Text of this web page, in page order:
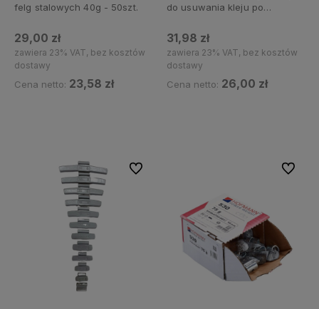
felg stalowych 40g - 50szt.
29,00 zł
zawiera 23% VAT, bez kosztów
dostawy
Cena netto: 23,58 zł
do usuwania kleju po
31,98 zł
zawiera 23% VAT, bez kosztów
dostawy
Cena netto: 26,00 zł
Do ulubionych Do